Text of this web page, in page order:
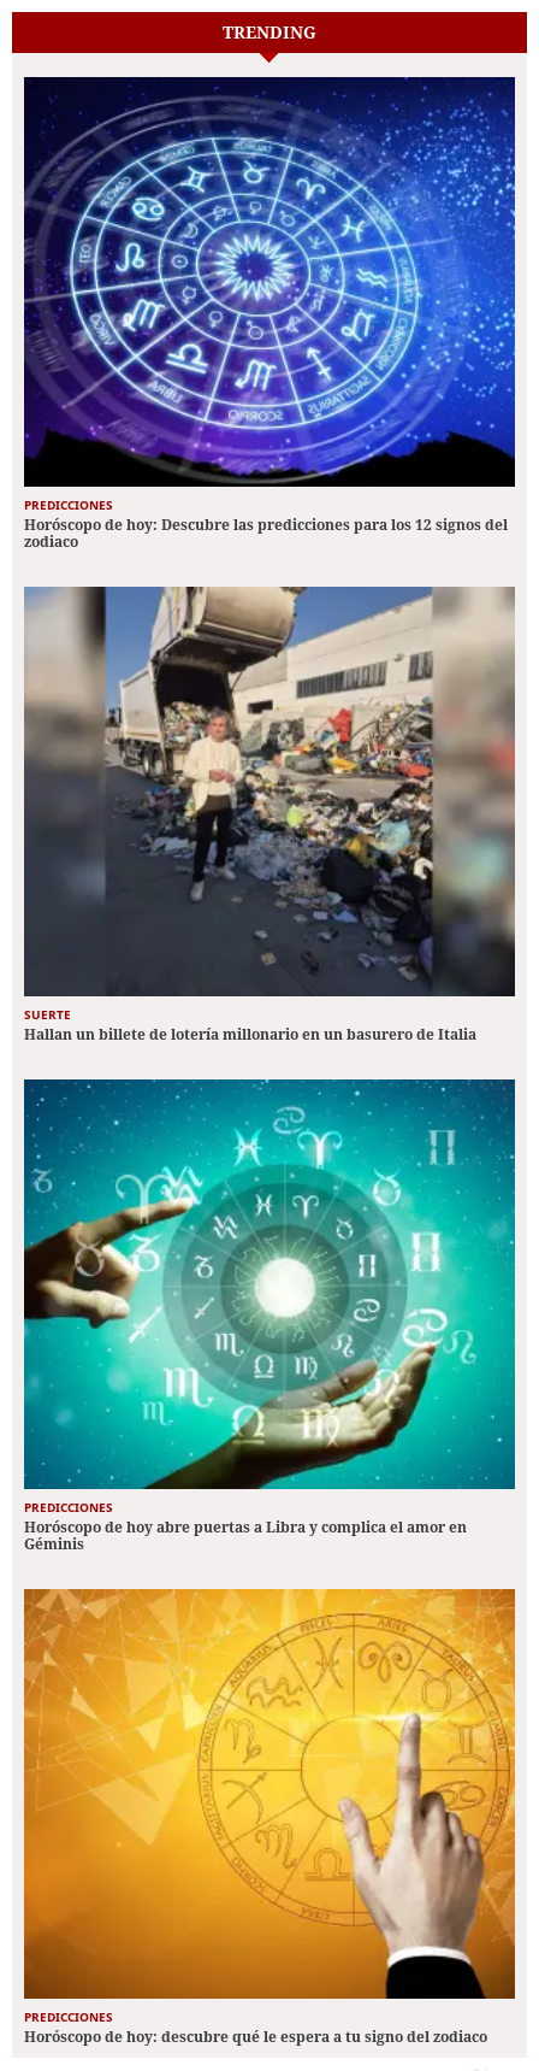
TRENDING
PREDICCIONES
Horóscopo de hoy: Descubre las predicciones para los 12 signos del
zodiaco
SUERTE
Hallan un billete de lotería millonario en un basurero de Italia
PREDICCIONES
Horóscopo de hoy abre puertas a Libra y complica el amor en
Géminis
PREDICCIONES
Horóscopo de hoy: descubre qué le espera a tu signo del zodiaco